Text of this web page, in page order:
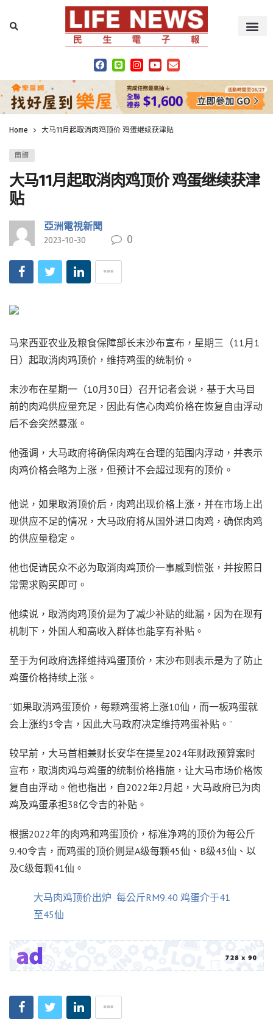
Home 大马11月起取消肉鸡顶价 鸡蛋继续获津贴
簡體
大马11月起取消肉鸡顶价 鸡蛋继续获津
贴
亞洲電視新聞
2023-10-30 0
马来西亚农业及粮食保障部长末沙布宣布，星期三（11月1
日）起取消肉鸡顶价，维持鸡蛋的统制价。
末沙布在星期一（10月30日）召开记者会说，基于大马目
前的肉鸡供应量充足，因此有信心肉鸡价格在恢复自由浮动
后不会突然暴涨。
他强调，大马政府将确保肉鸡在合理的范围内浮动，并表示
肉鸡价格会略为上涨，但预计不会超过现有的顶价。
他说，如果取消顶价后，肉鸡出现价格上涨，并在市场上出
现供应不足的情况，大马政府将从国外进口肉鸡，确保肉鸡
的供应量稳定。
他也促请民众不必为取消肉鸡顶价一事感到慌张，并按照日
常需求购买即可。
他续说，取消肉鸡顶价是为了减少补贴的纰漏，因为在现有
机制下，外国人和高收入群体也能享有补贴。
至于为何政府选择维持鸡蛋顶价，末沙布则表示是为了防止
鸡蛋价格持续上涨。
“如果取消鸡蛋顶价，每颗鸡蛋将上涨10仙，而一板鸡蛋就
会上涨约3令吉，因此大马政府决定维持鸡蛋补贴。”
较早前，大马首相兼财长安华在提呈2024年财政预算案时
宣布，取消肉鸡与鸡蛋的统制价格措施，让大马市场价格恢
复自由浮动。他也指出，自2022年2月起，大马政府已为肉
鸡及鸡蛋承担38亿令吉的补贴。
根据2022年的肉鸡和鸡蛋顶价，标准净鸡的顶价为每公斤
9.40令吉，而鸡蛋的顶价则是A级每颗45仙、B级43仙、以
及C级每颗41仙。
大马肉鸡顶价出炉 每公斤RM9.40 鸡蛋介于41
至45仙